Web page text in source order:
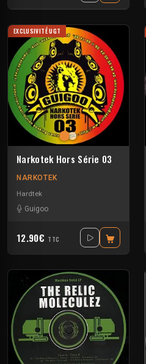
EXCLUSIVITÉ UGT
Narkotek Hors Série 03
NARKOTEK
Hardtek
Guigoo
12.90€ TTC